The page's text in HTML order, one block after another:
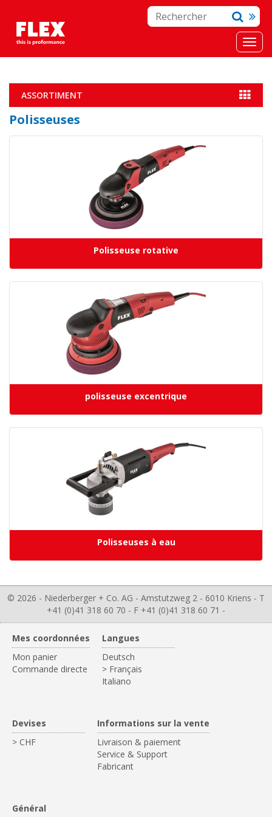
ASSORTIMENT
Polisseuses
Polisseuse rotative
polisseuse excentrique
Polisseuses à eau
© 2026 - Niederberger + Co. AG - Amstutzweg 2 - 6010 Kriens - T
+41 (0)41 318 60 70 - F +41 (0)41 318 60 71 -
Mes coordonnées
Mon panier
Commande directe
Langues
Deutsch
> Français
Italiano
Devises
> CHF
Informations sur la vente
Livraison & paiement
Service & Support
Fabricant
Général